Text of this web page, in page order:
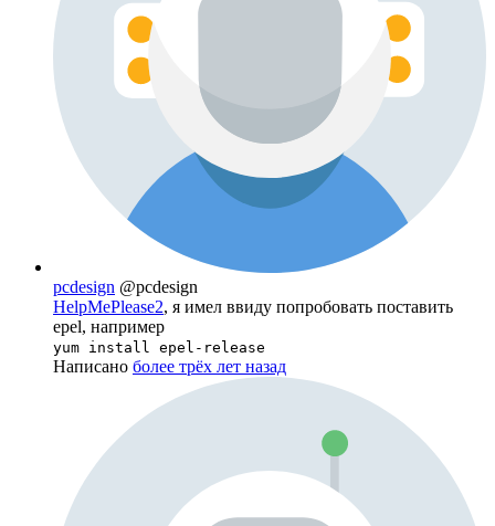
pcdesign @pcdesign
HelpMePlease2, я имел ввиду попробовать поставить
epel, например
yum install epel-release
Написано более трёх лет назад